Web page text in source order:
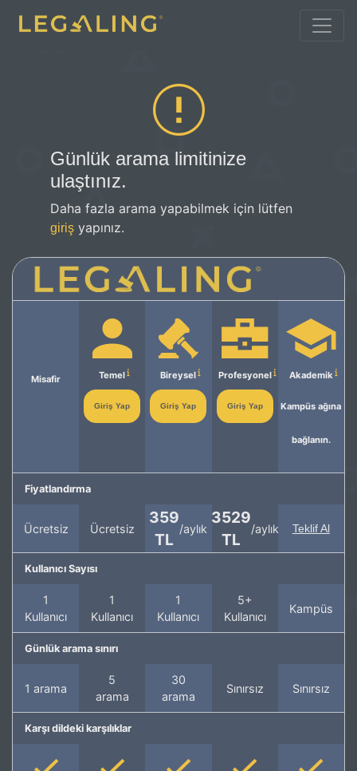
Günlük arama limitinize
ulaştınız.
Daha fazla arama yapabilmek için lütfen
giriş yapınız.
Misafir Temel
Giriş Yap
Bireysel
Giriş Yap
Profesyonel
Giriş Yap
Akademik
Kampüs ağına
bağlanın.
Fiyatlandırma
Ücretsiz Ücretsiz
359
TL
/aylık
3529
TL
/aylık Teklif Al
Kullanıcı Sayısı
1
Kullanıcı
1
Kullanıcı
1
Kullanıcı
5+
Kullanıcı
Kampüs
Günlük arama sınırı
1 arama
5
arama
30
arama
Sınırsız Sınırsız
Karşı dildeki karşılıklar